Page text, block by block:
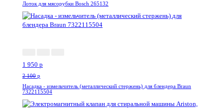
Лоток для мясорубки Bosch 265132
1 950 p
2 100 p
Насадка - измельчитель (металлический стержень) для блендера Braun
7322115504